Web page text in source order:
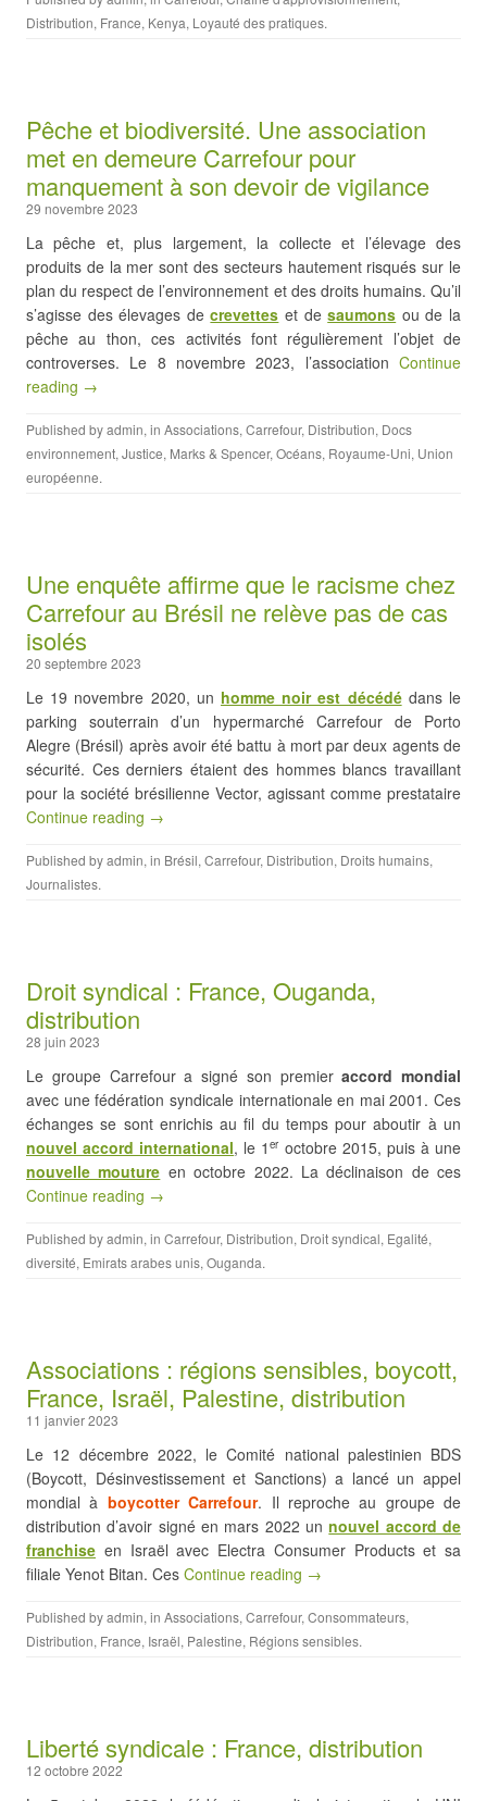
Distribution, France, Kenya, Loyauté des pratiques.
Pêche et biodiversité. Une association
met en demeure Carrefour pour
manquement à son devoir de vigilance
29 novembre 2023
La pêche et, plus largement, la collecte et l’élevage des
produits de la mer sont des secteurs hautement risqués sur le
plan du respect de l’environnement et des droits humains. Qu’il
s’agisse des élevages decrevettes et desaumons ou de la
pêche au thon, ces activités font régulièrement l’objet de
controverses. Le 8 novembre 2023, l’association Continue
reading →
Published byadmin, in Associations, Carrefour, Distribution, Docs
environnement, Justice, Marks & Spencer, Océans, Royaume-Uni, Union
européenne.
Une enquête affirme que le racisme chez
Carrefour au Brésil ne relève pas de cas
isolés
20 septembre 2023
Le 19 novembre 2020, un homme noir est décédédans le
parking souterrain d’un hypermarché Carrefour de Porto
Alegre (Brésil) après avoir été battu à mort par deux agents de
sécurité. Ces derniers étaient des hommes blancs travaillant
pour la société brésilienne Vector, agissant comme prestataire
Continue reading →
Published byadmin, in Brésil, Carrefour, Distribution, Droits humains,
Journalistes.
Droit syndical : France, Ouganda,
distribution
28 juin 2023
Le groupe Carrefour a signé son premieraccord mondial
avec une fédération syndicale internationale en mai 2001. Ces
échanges se sont enrichis au fil du temps pour aboutir à un
nouvel accord international, le 1er octobre 2015, puis à une
nouvelle mouture en octobre 2022. La déclinaison de ces
Continue reading →
Published byadmin, in Carrefour, Distribution, Droit syndical, Egalité,
diversité, Emirats arabes unis, Ouganda.
Associations : régions sensibles, boycott,
France, Israël, Palestine, distribution
11 janvier 2023
Le 12 décembre 2022, le Comité national palestinien BDS
(Boycott, Désinvestissement et Sanctions) a lancé un appel
mondial à boycotter Carrefour. Il reproche au groupe de
distribution d’avoir signé en mars 2022 unnouvel accord de
franchise en Israël avec Electra Consumer Products et sa
filiale Yenot Bitan. Ces Continue reading →
Published byadmin, in Associations, Carrefour, Consommateurs,
Distribution, France, Israël, Palestine, Régions sensibles.
Liberté syndicale : France, distribution
12 octobre 2022